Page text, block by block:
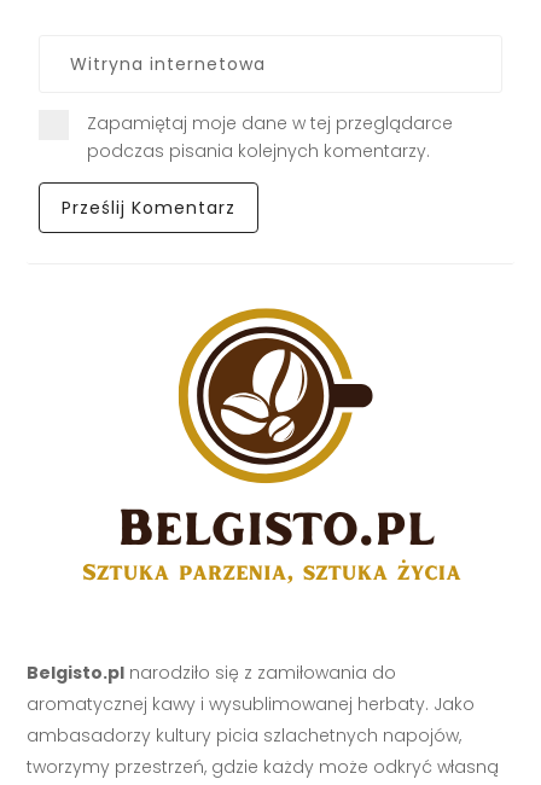
Zapamiętaj moje dane w tej przeglądarce
podczas pisania kolejnych komentarzy.
Belgisto.pl narodziło się z zamiłowania do
aromatycznej kawy i wysublimowanej herbaty. Jako
ambasadorzy kultury picia szlachetnych napojów,
tworzymy przestrzeń, gdzie każdy może odkryć własną